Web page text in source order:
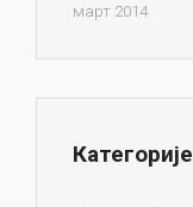
март 2014
Категорије